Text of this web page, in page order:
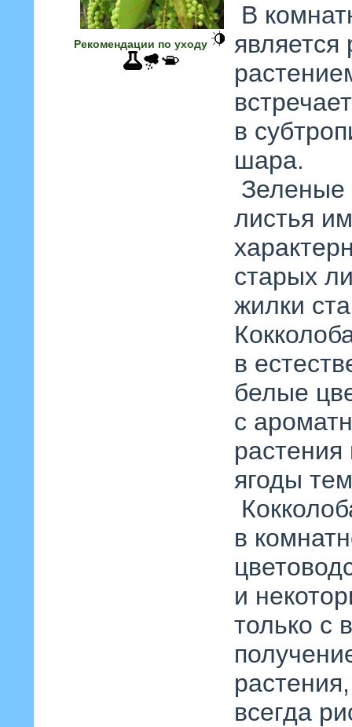
Рекомендации по уходу
В
является
в
шара.
Зеленые
листья
старых
жилки
в
белые
с
ягоды
в
и
только с
всегда